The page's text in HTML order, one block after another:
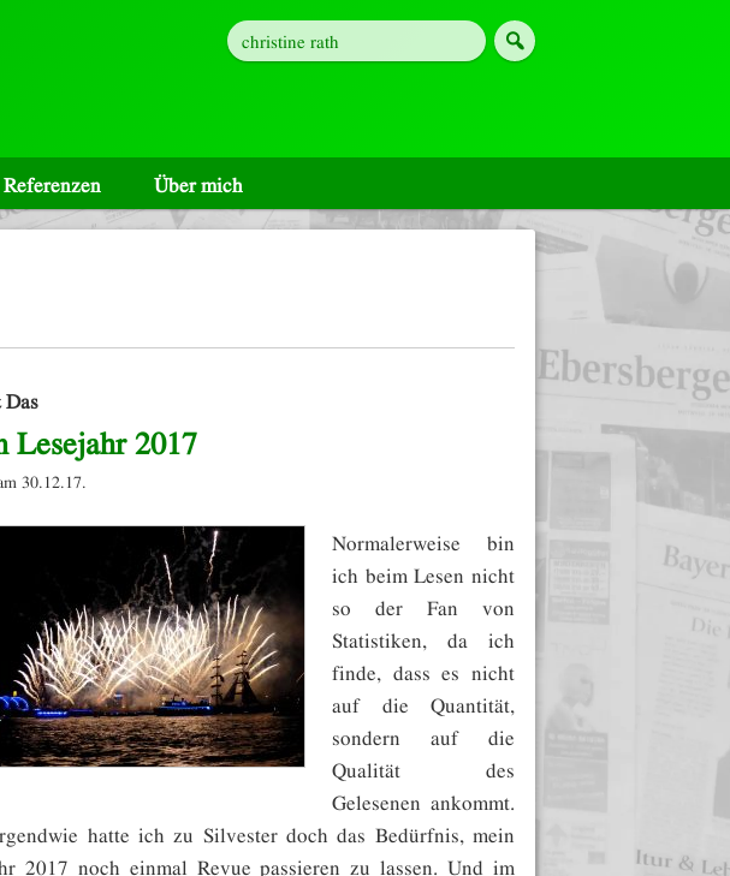
Referenzen Über mich
Das
Lesejahr 2017
30.12.17.
Normalerweise bin
ich beim Lesen nicht
so der Fan von
Statistiken, da ich
finde, dass es nicht
auf die Quantität,
sondern auf die
Qualität des
Gelesenen ankommt.
hatte ich zu Silvester doch das Bedürfnis, mein
2017 noch einmal Revue passieren zu lassen. Und im